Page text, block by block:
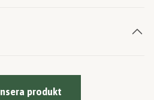
produkt